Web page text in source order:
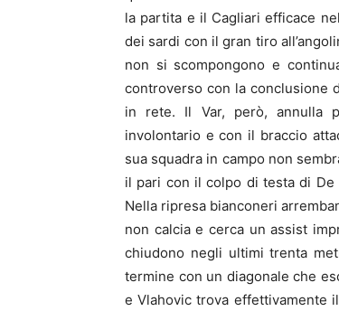
la partita e il Cagliari efficace
dei sardi con il gran tiro
non si scompongono e
controverso con la conclusione
in rete. Il Var, però, annulla
involontario e con il braccio
sua squadra in campo non
il pari con il colpo di testa di De
Nella ripresa bianconeri
non calcia e cerca un assist
chiudono negli ultimi trenta
termine con un diagonale che
e Vlahovic trova effettivamente